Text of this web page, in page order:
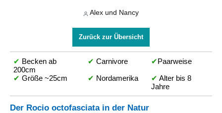
Alex und Nancy
Zurück zur Übersicht
✔ Becken ab
200cm
✔ Carnivore ✔Paarweise
✔ Größe ~25cm ✔ Nordamerika ✔ Alter bis 8
Jahre
Der Rocio octofasciata in der Natur